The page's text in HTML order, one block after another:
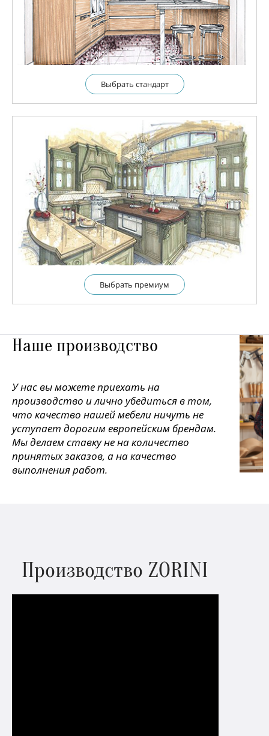
Выбрать cтандарт
Выбрать премиум
Наше производство
У нас вы можете приехать на
производство и лично убедиться в том,
что качество нашей мебели ничуть не
уступает дорогим европейским брендам.
Мы делаем ставку не на количество
принятых заказов, а на качество
выполнения работ.
Производство ZORINI